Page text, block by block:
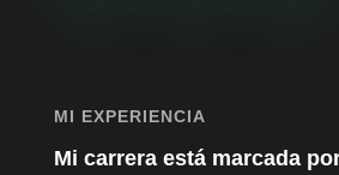
MI EXPERIENCIA
Mi carrera está marcada